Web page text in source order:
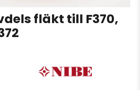
fläkt till F370,